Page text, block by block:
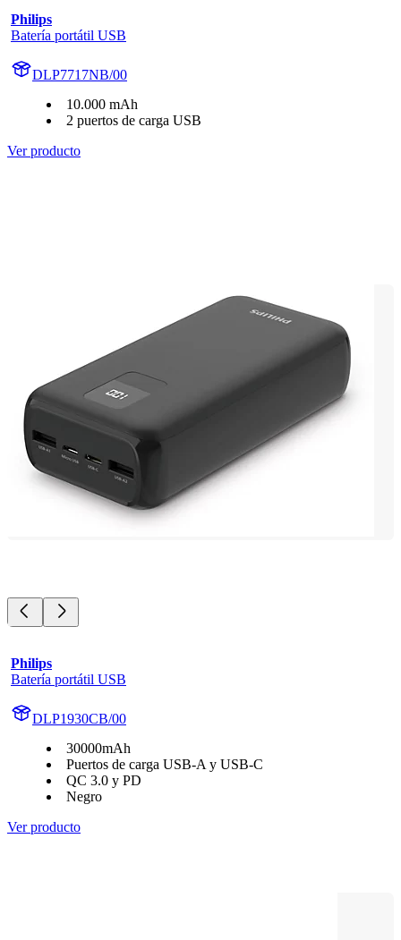
Philips
Batería portátil USB
DLP7717NB/00
10.000 mAh
2 puertos de carga USB
Ver producto
Philips
Batería portátil USB
DLP1930CB/00
30000mAh
Puertos de carga USB-A y USB-C
QC 3.0 y PD
Negro
Ver producto